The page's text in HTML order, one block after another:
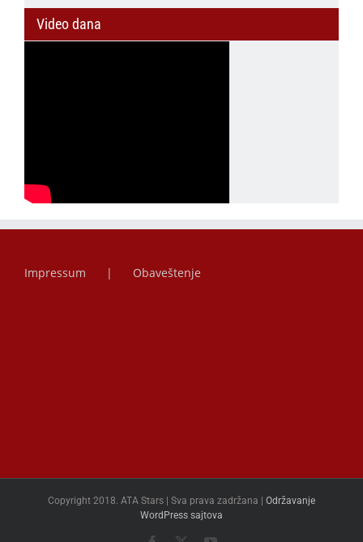
Video dana
Impressum Obaveštenje
Copyright 2018. ATA Stars | Sva prava zadržana | Održavanje
WordPress sajtova